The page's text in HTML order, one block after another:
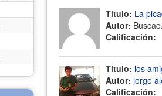
Título: La
Autor:
Calificación:
Título: los
Autor: jorge
Calificación: